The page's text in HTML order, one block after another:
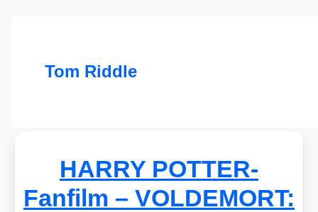
Tom Riddle
HARRY POTTER-
Fanfilm – VOLDEMORT: